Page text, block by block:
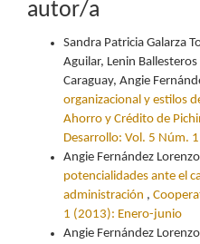
autor/a
Sandra Patricia Galarza
Aguilar, Lenin
Caraguay, Angie
organizacional y estilos
Ahorro y Crédito de
Desarrollo: Vol. 5 Núm.
Angie Fernández
potencialidades ante el
administración ,
1 (2013): Enero-junio
Angie Fernández